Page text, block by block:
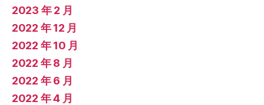
2023 年 2 月
2022 年 12 月
2022 年 10 月
2022 年 8 月
2022 年 6 月
2022 年 4 月